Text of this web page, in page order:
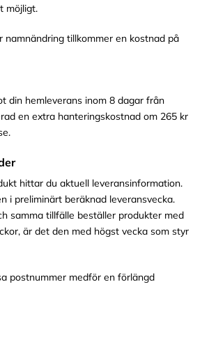
möjligt.
namnändring tillkommer en kostnad på
din hemleverans inom 8 dagar från
en extra hanteringskostnad om 265 kr
hittar du aktuell leveransinformation.
i preliminärt beräknad leveransvecka.
samma tillfälle beställer produkter med
är det den med högst vecka som styr
postnummer medför en förlängd